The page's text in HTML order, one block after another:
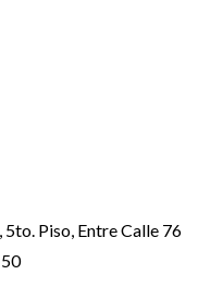
Piso, Entre Calle 76